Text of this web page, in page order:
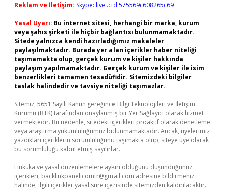
Reklam ve İletişim: Skype: live:.cid.575569c608265c69
Yasal Uyarı: Bu internet sitesi, herhangi bir marka, kurum
veya şahıs şirketi ile hiçbir bağlantısı bulunmamaktadır.
Sitede yalnızca kendi hazırladığımız makaleler
paylaşılmaktadır. Burada yer alan içerikler haber niteliği
taşımamakta olup, gerçek kurum ve kişiler hakkında
paylaşım yapılmamaktadır. Gerçek kurum ve kişiler ile isim
benzerlikleri tamamen tesadüfidir. Sitemizdeki bilgiler
taslak halindedir ve tavsiye niteliği taşımazlar.
Sitemiz, 5651 Sayılı Kanun gereğince Bilgi Teknolojileri ve İletişim
Kurumu (BTK) tarafından onaylanmış bir Yer Sağlayıcı olarak hizmet
vermektedir. Bu nedenle, sitedeki içerikleri proaktif olarak denetleme
veya araştırma yükümlülüğümüz bulunmamaktadır. Ancak, üyelerimiz
yazdıkları içeriklerin sorumluluğunu taşımakta olup, siteye üye olarak
bu sorumluluğu kabul etmiş sayılırlar.
Hukuka ve yasal düzenlemelere aykırı olduğunu düşündüğünüz
içerikleri, backlinkpanelicomtr@gmail.com adresine bildirmeniz
halinde, ilgili içerikler yasal süre içerisinde sitemizden kaldırılacaktır.